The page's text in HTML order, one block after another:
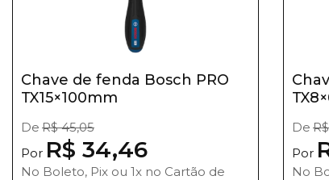
Chave de fenda Bosch PRO
TX15×100mm
De R$ 45,05
Por R$ 34,46
No Boleto, Pix ou 1x no Cartão de
De
Por
No